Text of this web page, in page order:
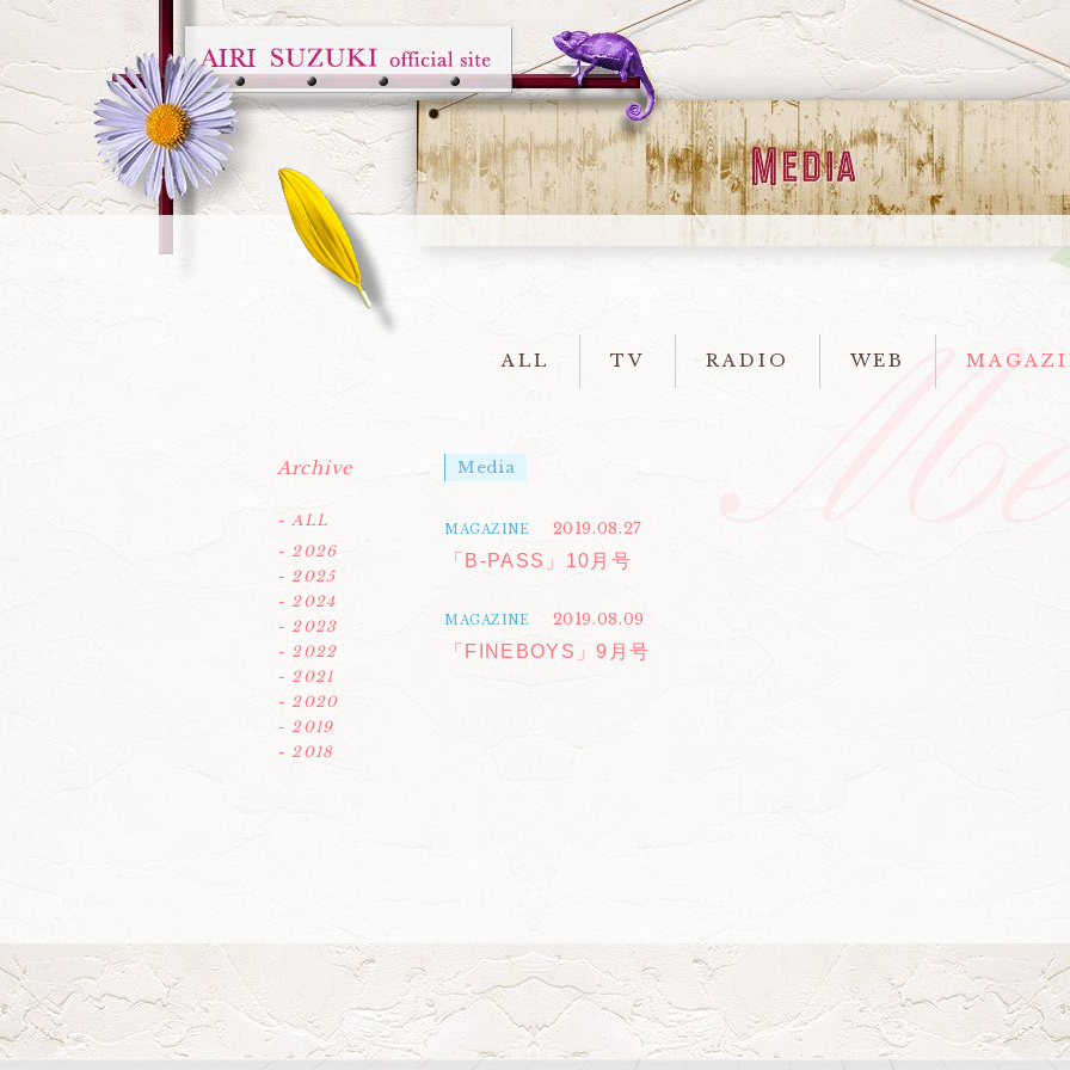
ALL TV RADIO WEB
Media
MAGAZINE
2019.08.27
「B-PASS」10月号
MAGAZINE
2019.08.09
「FINEBOYS」9月号
Archive
- ALL
- 2026
- 2025
- 2024
- 2023
- 2022
- 2021
- 2020
- 2019
- 2018